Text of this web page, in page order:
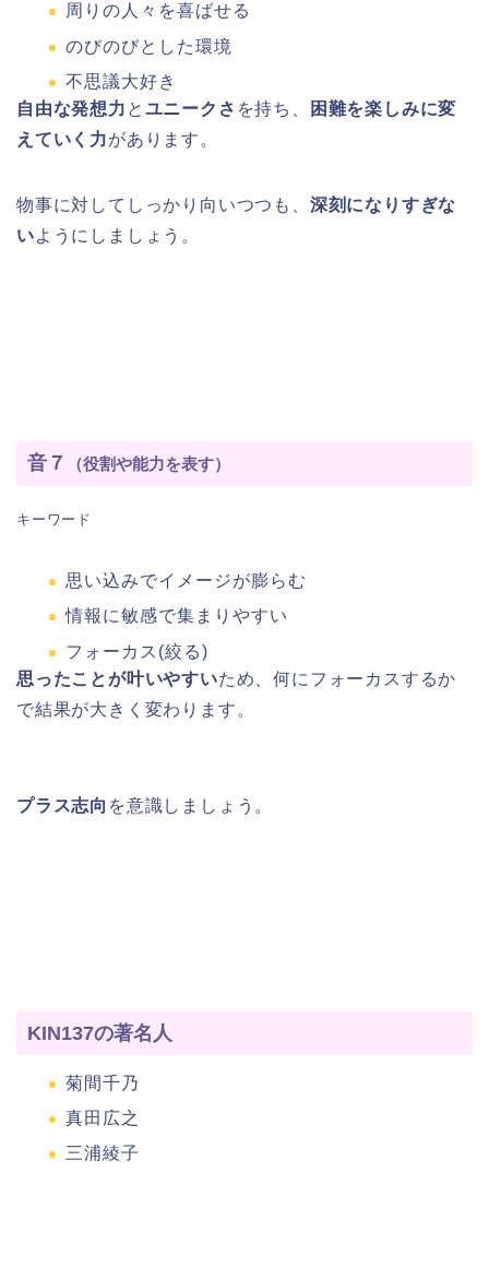
周りの人々を喜ばせる
のびのびとした環境
不思議大好き
自由な発想力 と ユニークさ を持ち、
困難を楽しみに変
えていく力があります。
物事に対してしっかり向いつつも、 深刻になりすぎな
いようにしましょう。
音７ （役割や能力を表す）
キーワード
思い込みでイメージが膨らむ
情報に敏感で集まりやすい
フォーカス(絞る)
思ったことが叶いやすいため、何にフォーカスするか
で結果が大きく変わります。
プラス志向 を意識しましょう。
KIN137の著名人
菊間千乃
真田広之
三浦綾子